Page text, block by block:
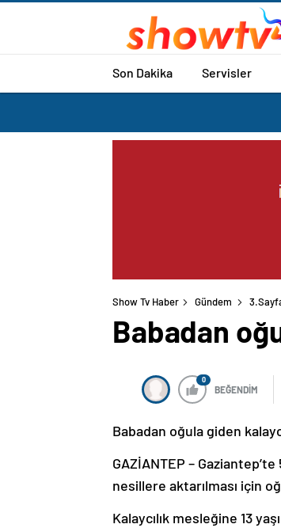
Son Dakika Servisler
Show Tv Haber Gündem
Babadan
0
BEĞENDİM
Babadan oğula giden
GAZİANTEP –
nesillere aktarılması için
Kalaycılık mesleğine 13